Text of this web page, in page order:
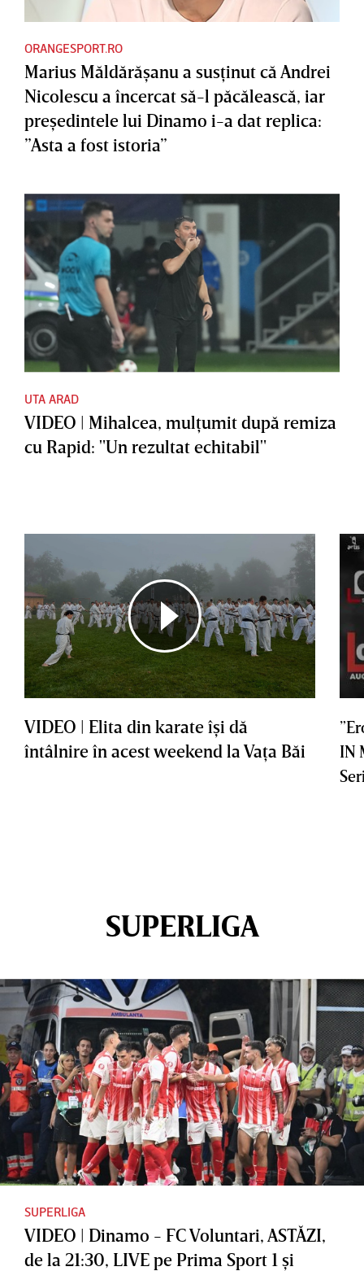
ORANGESPORT.RO
Marius Măldărăşanu a susţinut că Andrei
Nicolescu a încercat să-l păcălească, iar
preşedintele lui Dinamo i-a dat replica:
”Asta a fost istoria”
UTA ARAD
VIDEO | Mihalcea, mulţumit după remiza
cu Rapid: "Un rezultat echitabil"
VIDEO | Elita din karate îşi dă
întâlnire în acest weekend la Vaţa Băi
IN
SUPERLIGA
SUPERLIGA
VIDEO | Dinamo - FC Voluntari, ASTĂZI,
de la 21:30, LIVE pe Prima Sport 1 şi